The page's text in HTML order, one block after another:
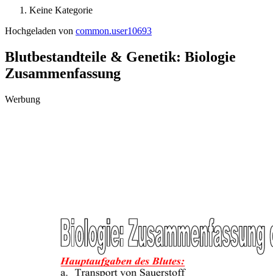
Keine Kategorie
Hochgeladen von common.user10693
Blutbestandteile & Genetik: Biologie
Zusammenfassung
Werbung